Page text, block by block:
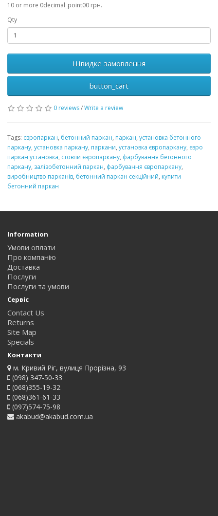
10 or more 0decimal_point00 грн.
Qty
Швидке замовлення
button_cart
0 reviews/Write a review
Tags: європаркан, бетонний паркан, паркан, установка бетонного
паркану, установка паркану, паркани, установка європаркану, євро
паркан установка, стовпи європаркану, фарбування бетонного
паркану, залізобетонний паркан, фарбування європаркану,
виробництво парканів, бетонний паркан секційний, купити
бетонний паркан
Information
Умови оплати
Про компанію
Доставка
Послуги
Послуги та умови
Сервіс
Contact Us
Returns
Site Map
Specials
Контакти
м. Кривий Ріг, вулиця Прорізна, 93
(098) 347-50-33
(068)355-19-32
(068)361-61-33
(097)574-75-98
akabud@akabud.com.ua